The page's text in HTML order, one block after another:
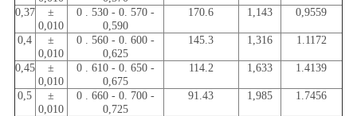
0,37
±
0,010
0 . 530 - 0. 570 -
0,590
170.6 1,143 0,9559
0,4
±
0,010
0 . 560 - 0. 600 -
0,625
145.3 1,316 1.1172
0,45
±
0,010
0 . 610 - 0. 650 -
0,675
114.2 1,633 1.4139
0,5
±
0,010
0 . 660 - 0. 700 -
0,725
91.43 1,985 1.7456